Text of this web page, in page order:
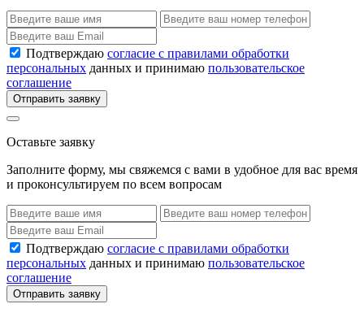
Подтверждаю согласие с правилами обработки
персональных данных и принимаю пользовательское
соглашение
Отправить заявку
Оставьте заявку
Заполните форму, мы свяжемся с вами в удобное для вас время
и проконсультируем по всем вопросам
Подтверждаю согласие с правилами обработки
персональных данных и принимаю пользовательское
соглашение
Отправить заявку